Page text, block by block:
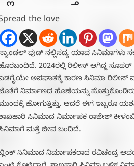
the love
ವುಡ್ ನಲ್ಲಿಸದ್ಯ ಯಾವ ಸಿನಿಮಾಗಳು
2024ರಲ್ಲಿ ರಿಲೀಸ್ ಆಗಿದ್ದ ಸೂಪರ್
ಅಪಘಾತಕ್ಕೆ ಕಾರಣ ಸಿನಿಮಾ ರಿಲೀಸ್
ನಿರ್ಮಾಣದ ಹೊಣೆಯನ್ನು
ಹೋಗುತ್ತಿತ್ತು. ಆದರೆ ಈಗ ಇಬ್ಬರೂ
ಸಿನಿಮಾದ ನಿರ್ಮಾಪಕ ರಾಜೇಶ್
ಮತ್ತೆ ಜೀವ ಬಂದಿದೆ.
ಸಿನಿಮಾದ ನಿರ್ಮಾಪಕರಾದ ರವಿಚಂದ್ರ